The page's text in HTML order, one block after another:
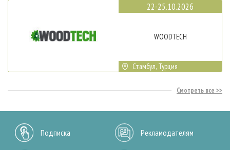
22-25.10.2026
WOODTECH
Стамбул, Турция
Смотреть все
Подписка Рекламодателям